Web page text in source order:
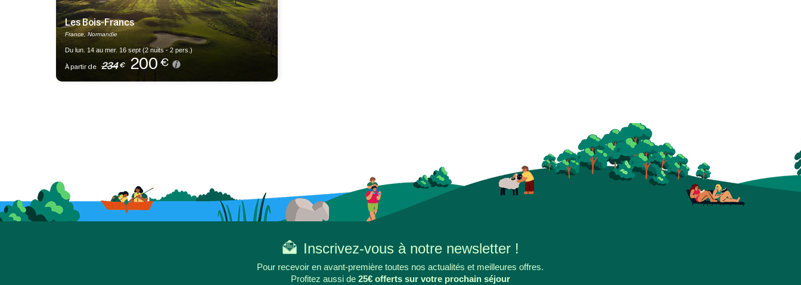
Les Bois-Francs
France, Normandie
Du lun. 14 au mer. 16 sept (2 nuits - 2 pers.)
À partir de 234 € 200 €
Inscrivez-vous à notre newsletter !
Pour recevoir en avant-première toutes nos actualités et meilleures offres.
Profitez aussi de 25€ offerts sur votre prochain séjour